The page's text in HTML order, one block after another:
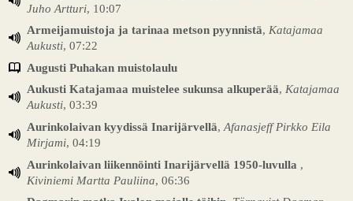
Juho Artturi, 10:07
Armeijamuistoja ja tarinaa metson pyynnistä, Katajamaa
Aukusti, 07:22
Augusti Puhakan muistolaulu
Aukusti Katajamaa muistelee sukunsa alkuperää, Katajamaa
Aukusti, 03:39
Aurinkolaivan kyydissä Inarijärvellä, Afanasjeff Pirkko Eila
Mirjami, 04:19
Aurinkolaivan liikennöinti Inarijärvellä 1950-luvulla ,
Kiviniemi Martta Pauliina, 06:36